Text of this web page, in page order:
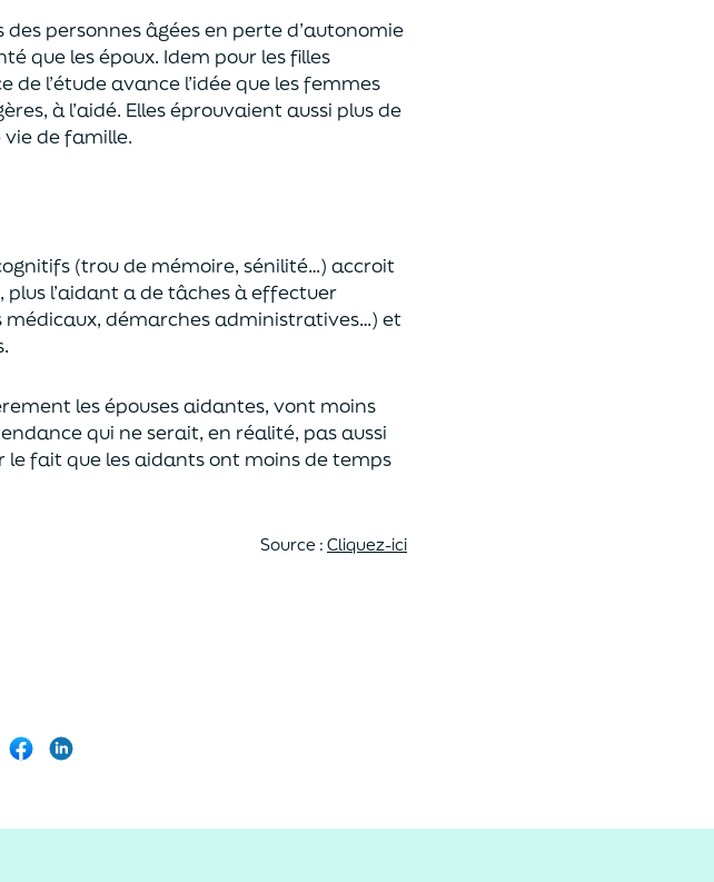
des personnes âgées en perte d’autonomie
que les époux. Idem pour les filles
de l’étude avance l’idée que les femmes
à l’aidé. Elles éprouvaient aussi plusde
de famille.
(trou de mémoire, sénilité…) accroit
plus l’aidanta de tâches à effectuer
médicaux, démarches administratives…) et
les épousesaidantes, vont moins
qui ne serait, en réalité, pasaussi
le faitque les aidants ont moins de temps
Source : Cliquez-ici
Facebook